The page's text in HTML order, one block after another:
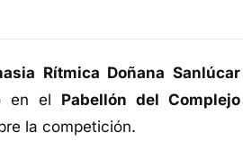
Rítmica Doñana Sanlúcar
en el Pabellón del
la competición.